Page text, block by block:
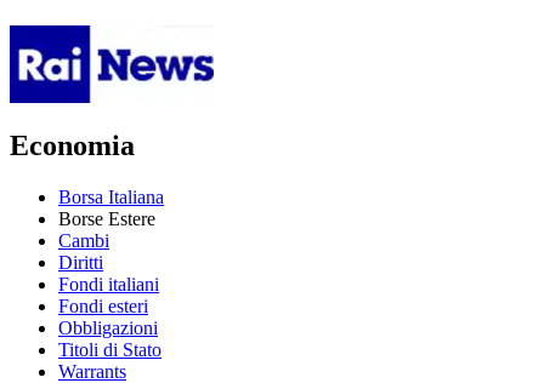
Economia
Borsa Italiana
Borse Estere
Cambi
Diritti
Fondi italiani
Fondi esteri
Obbligazioni
Titoli di Stato
Warrants